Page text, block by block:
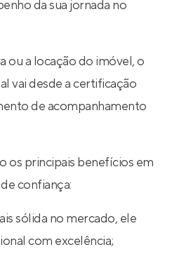
da sua jornada no
ou a locação do imóvel, o
vai desde a certificação
de acompanhamento
os principais benefícios em
confiança:
sólida no mercado, ele
com excelência;